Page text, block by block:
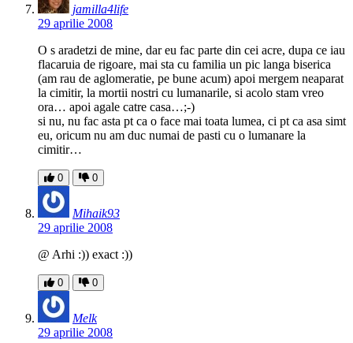
jamilla4life
29 aprilie 2008
O s aradetzi de mine, dar eu fac parte din cei acre, dupa ce iau
flacaruia de rigoare, mai sta cu familia un pic langa biserica
(am rau de aglomeratie, pe bune acum) apoi mergem neaparat
la cimitir, la mortii nostri cu lumanarile, si acolo stam vreo
ora… apoi agale catre casa…;-)
si nu, nu fac asta pt ca o face mai toata lumea, ci pt ca asa simt
eu, oricum nu am duc numai de pasti cu o lumanare la
cimitir…
0 0
Mihaik93
29 aprilie 2008
@ Arhi :)) exact :))
0 0
Melk
29 aprilie 2008